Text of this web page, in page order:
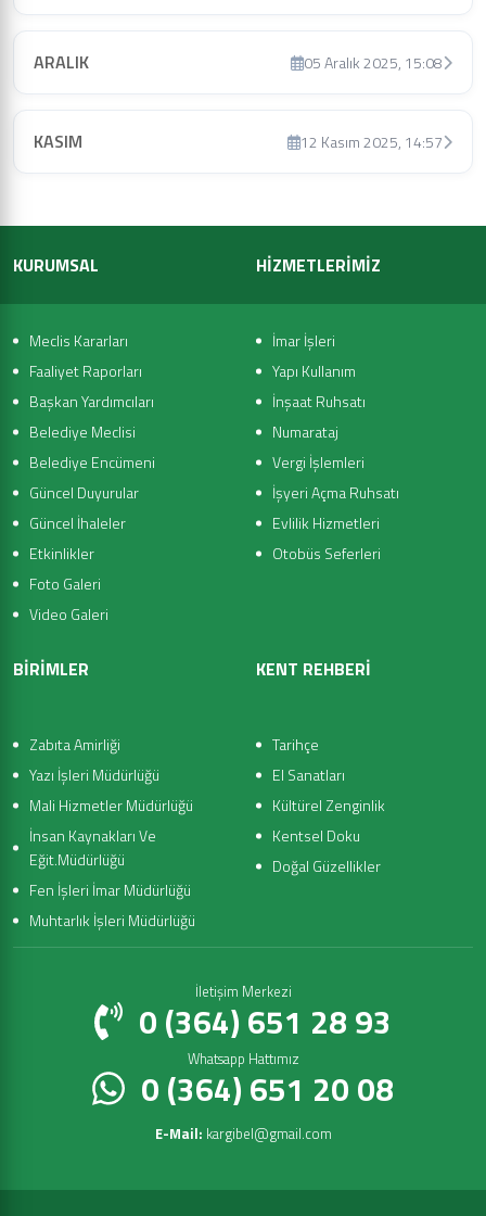
ARALIK 05 Aralık 2025, 15:08
KASIM 12 Kasım 2025, 14:57
KURUMSAL
Meclis Kararları
Faaliyet Raporları
Başkan Yardımcıları
Belediye Meclisi
Belediye Encümeni
Güncel Duyurular
Güncel İhaleler
Etkinlikler
Foto Galeri
Video Galeri
HİZMETLERİMİZ
İmar İşleri
Yapı Kullanım
İnşaat Ruhsatı
Numarataj
Vergi İşlemleri
İşyeri Açma Ruhsatı
Evlilik Hizmetleri
Otobüs Seferleri
BİRİMLER
Zabıta Amirliği
Yazı İşleri Müdürlüğü
Mali Hizmetler Müdürlüğü
İnsan Kaynakları Ve
Eğit.Müdürlüğü
Fen İşleri İmar Müdürlüğü
Muhtarlık İşleri Müdürlüğü
KENT REHBERİ
Tarihçe
El Sanatları
Kültürel Zenginlik
Kentsel Doku
Doğal Güzellikler
İletişim Merkezi
0 (364) 651 28 93
Whatsapp Hattımız
0 (364) 651 20 08
E-Mail: kargibel@gmail.com